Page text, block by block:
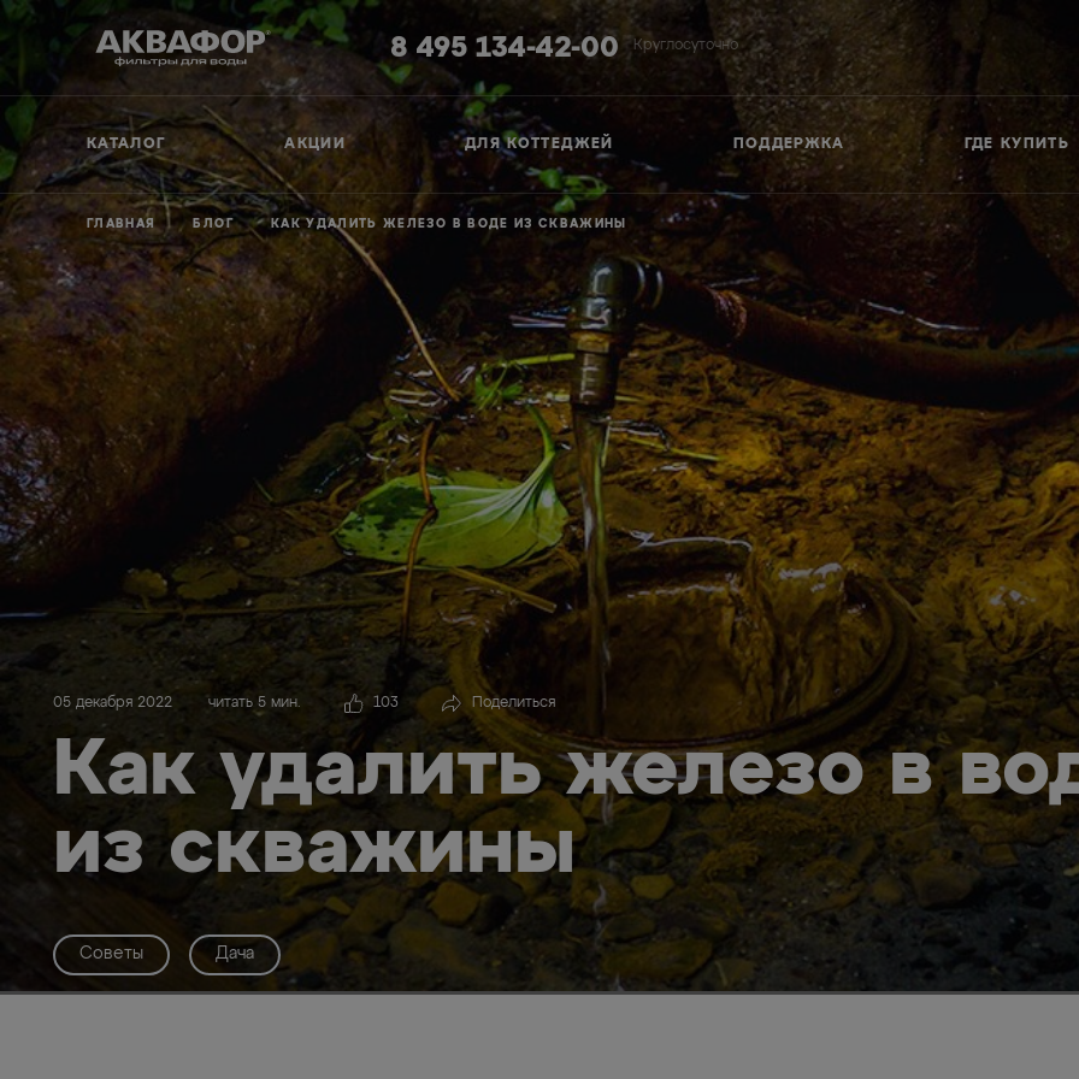
8 495 134-42-00 Круглосуточно
КАТАЛОГ АКЦИИ ДЛЯ КОТТЕДЖЕЙ ПОДДЕРЖКА ГДЕ КУПИТЬ
ГЛАВНАЯ БЛОГ КАК УДАЛИТЬ ЖЕЛЕЗО В ВОДЕ ИЗ СКВАЖИНЫ
05 декабря 2022 читать 5 мин. 103 Поделиться
Как удалить железо в
из скважины
Советы Дача